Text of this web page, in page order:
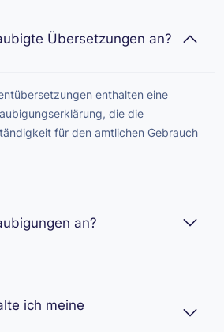
Übersetzungen an?
enthalten eine
die die
für den amtlichen Gebrauch
an?
ich meine